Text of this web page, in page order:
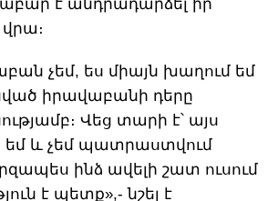
է անդրադարձել իր
չեմ, ես միայն խաղում եմ
իրավաբանի դերը
Վեց տարի է՝ այս
և չեմ պատրաստվում
ինձ ավելի շատ ուսում
է պետք»,- նշել է